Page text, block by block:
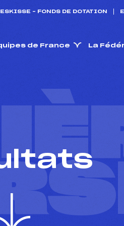
ESKISSE – FONDS DE DOTATION
de France La